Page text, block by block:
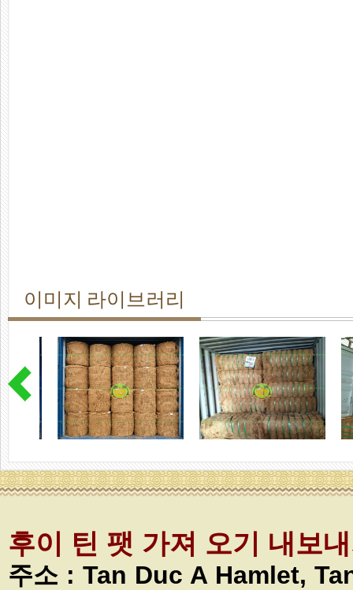
이미지 라이브러리
후이 틴 팻 가져 오기 내보
주소 : Tan Duc A Hamlet,